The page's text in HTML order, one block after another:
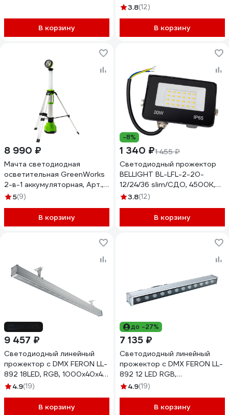
В корзину
2400 Lm, IP65 71712312
3.8(12)
В корзину
8 990 ₽
Мачта светодиодная
осветительная GreenWorks
2-в-1 аккумуляторная, Арт.,
24V, без АКБ и ЗУ 3401107
5(9)
В корзину
-8%
1 340 ₽1 455 ₽
Светодиодный прожектор
BELLIGHT BL-LFL-2-20-
12/24/36 slim/СДО, 4500К,
1600 Lm, IP65 71712211
3.8(12)
В корзину
9 457 ₽
Светодиодный линейный
прожектор с DMX FERON LL-
892 18LED, RGB, 1000х40х48
mm, 18W, 24V, IP65 32258
4.9(19)
В корзину
до -27%
7 135 ₽
Светодиодный линейный
прожектор с DMX FERON LL-
892 12 LED RGB,
500х40х48mm, 12W, 24V,
4.9(19)
В корзину